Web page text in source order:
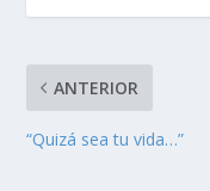
ANTERIOR
“Quizá sea tu vida…”